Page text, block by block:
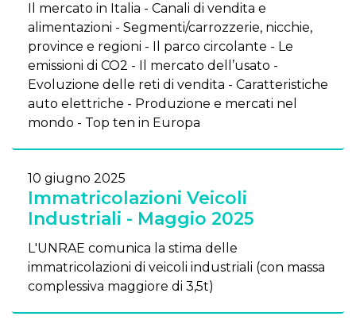
Il mercato in Italia - Canali di vendita e
alimentazioni - Segmenti/carrozzerie, nicchie,
province e regioni - Il parco circolante - Le
emissioni di CO2 - Il mercato dell’usato -
Evoluzione delle reti di vendita - Caratteristiche
auto elettriche - Produzione e mercati nel
mondo - Top ten in Europa
10 giugno 2025
Immatricolazioni Veicoli
Industriali - Maggio 2025
L'UNRAE comunica la stima delle
immatricolazioni di veicoli industriali (con massa
complessiva maggiore di 3,5t)